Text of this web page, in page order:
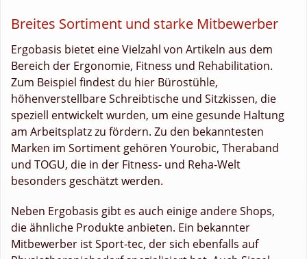
Breites Sortiment und starke Mitbewerber
Ergobasis bietet eine Vielzahl von Artikeln aus dem
Bereich der Ergonomie, Fitness und Rehabilitation.
Zum Beispiel findest du hier Bürostühle,
höhenverstellbare Schreibtische und Sitzkissen, die
speziell entwickelt wurden, um eine gesunde Haltung
am Arbeitsplatz zu fördern. Zu den bekanntesten
Marken im Sortiment gehören Yourobic, Theraband
und TOGU, die in der Fitness- und Reha-Welt
besonders geschätzt werden.
Neben Ergobasis gibt es auch einige andere Shops,
die ähnliche Produkte anbieten. Ein bekannter
Mitbewerber ist Sport-tec, der sich ebenfalls auf